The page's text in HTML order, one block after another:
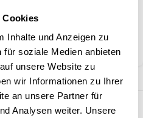
Cookies
Inhalte und Anzeigen zu
soziale Medien anbieten
unsere Website zu
wir Informationen zu Ihrer
an unsere Partner für
Analysen weiter. Unsere